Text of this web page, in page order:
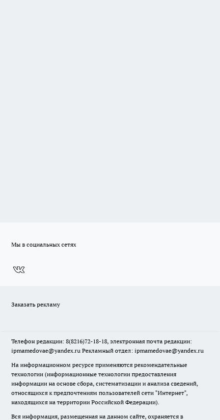
Мы в социальных сетях
Заказать рекламу
Телефон редакции: 8(8216)72-18-18, электронная почта редакции:
ipmamedovae@yandex.ru Рекламный отдел: ipmamedovae@yandex.ru
На информационном ресурсе применяются рекомендательные
технологии (информационные технологии предоставления
информации на основе сбора, систематизации и анализа сведений,
относящихся к предпочтениям пользователей сети "Интернет",
находящихся на территории Российской Федерации).
Вся информация, размещенная на данном сайте, охраняется в